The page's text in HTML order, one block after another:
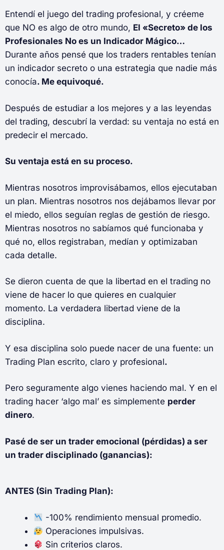
Entendí el juego del trading profesional, y créeme
que NO es algo de otro mundo, El «Secreto» de los
Profesionales No es un Indicador Mágico…
Durante años pensé que los traders rentables tenían
un indicador secreto o una estrategia que nadie más
conocía. Me equivoqué.
Después de estudiar a los mejores y a las leyendas
del trading, descubrí la verdad: su ventaja no está en
predecir el mercado.
Su ventaja está en su proceso.
Mientras nosotros improvisábamos, ellos ejecutaban
un plan. Mientras nosotros nos dejábamos llevar por
el miedo, ellos seguían reglas de gestión de riesgo.
Mientras nosotros no sabíamos qué funcionaba y
qué no, ellos registraban, medían y optimizaban
cada detalle.
Se dieron cuenta de que la libertad en el trading no
viene de hacer lo que quieres en cualquier
momento. La verdadera libertad viene de la
disciplina.
Y esa disciplina solo puede nacer de una fuente: un
Trading Plan escrito, claro y profesional.
Pero seguramente algo vienes haciendo mal. Y en el
trading hacer ‘algo mal’ es simplemente perder
dinero.
Pasé de ser un trader emocional (pérdidas) a ser
un trader disciplinado (ganancias):
ANTES (Sin Trading Plan):
-100% rendimiento mensual promedio.
Operaciones impulsivas.
Sin criterios claros.